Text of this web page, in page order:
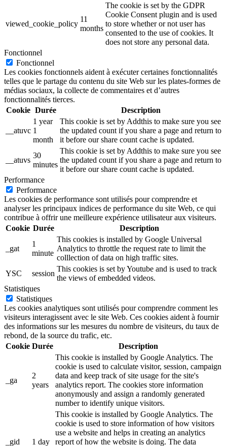
viewed_cookie_policy
11
months
The cookie is set by the GDPR
Cookie Consent plugin and is used
to store whether or not user has
consented to the use of cookies. It
does not store any personal data.
Fonctionnel
Fonctionnel
Les cookies fonctionnels aident à exécuter certaines fonctionnalités
telles que le partage du contenu du site Web sur les plates-formes de
médias sociaux, la collecte de commentaires et d’autres
fonctionnalités tierces.
Cookie Durée Description
__atuvc
1 year
1
month
This cookie is set by Addthis to make sure you see
the updated count if you share a page and return to
it before our share count cache is updated.
__atuvs
30
minutes
This cookie is set by Addthis to make sure you see
the updated count if you share a page and return to
it before our share count cache is updated.
Performance
Performance
Les cookies de performance sont utilisés pour comprendre et
analyser les principaux indices de performance du site Web, ce qui
contribue à offrir une meilleure expérience utilisateur aux visiteurs.
Cookie Durée Description
_gat
1
minute
This cookies is installed by Google Universal
Analytics to throttle the request rate to limit the
colllection of data on high traffic sites.
YSC
session
This cookies is set by Youtube and is used to track
the views of embedded videos.
Statistiques
Statistiques
Les cookies analytiques sont utilisés pour comprendre comment les
visiteurs interagissent avec le site Web. Ces cookies aident à fournir
des informations sur les mesures du nombre de visiteurs, du taux de
rebond, de la source du trafic, etc.
Cookie Durée Description
_ga
2
years
This cookie is installed by Google Analytics. The
cookie is used to calculate visitor, session, campaign
data and keep track of site usage for the site's
analytics report. The cookies store information
anonymously and assign a randomly generated
number to identify unique visitors.
_gid 1 day
This cookie is installed by Google Analytics. The
cookie is used to store information of how visitors
use a website and helps in creating an analytics
report of how the website is doing. The data